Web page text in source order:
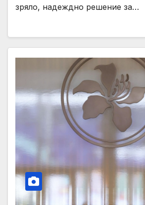
зряло, надеждно решение за…